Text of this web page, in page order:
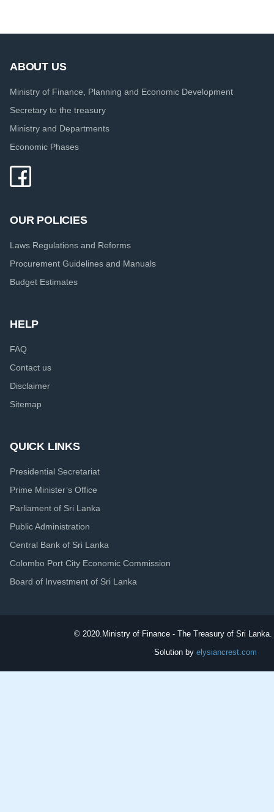
ABOUT US
Ministry of Finance, Planning and Economic Development
Secretary to the treasury
Ministry and Departments
Economic Phases
OUR POLICIES
Laws Regulations and Reforms
Procurement Guidelines and Manuals
Budget Estimates
HELP
FAQ
Contact us
Disclaimer
Sitemap
QUICK LINKS
Presidential Secretariat
Prime Minister’s Office
Parliament of Sri Lanka
Public Administration
Central Bank of Sri Lanka
Colombo Port City Economic Commission
Board of Investment of Sri Lanka
© 2020. Ministry of Finance - The Treasury of Sri
Solution by elysiancrest.com